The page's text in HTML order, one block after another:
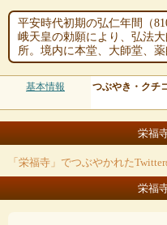
平安時代初期の弘仁年間（
峨天皇の勅願により、弘法
所。境内に本堂、大師堂、
基本情報 つぶやき・クチ
栄福
「栄福寺」でつぶやかれた
栄福